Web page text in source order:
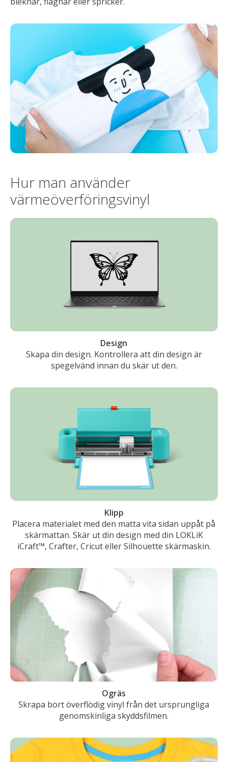
Hur man använder
värmeöverföringsvinyl
Design
Skapa din design. Kontrollera att din design är
spegelvänd innan du skär ut den.
Klipp
Placera materialet med den matta vita sidan uppåt på
skärmattan. Skär ut din design med din LOKLiK
iCraft™, Crafter, Cricut eller Silhouette skärmaskin.
Ogräs
Skrapa bort överflödig vinyl från det ursprungliga
genomskinliga skyddsfilmen.